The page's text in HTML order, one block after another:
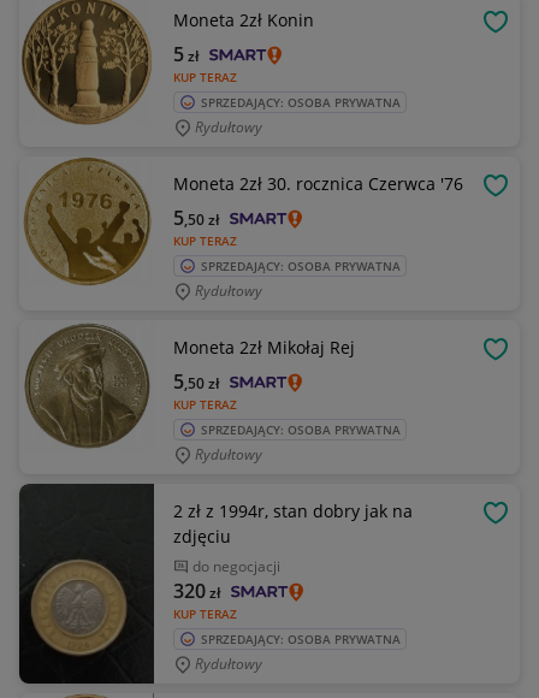
Moneta 2zł Konin
KUP TERAZ
5zł
SPRZEDAJĄCY: OSOBA PRYWATNA
Rydułtowy
Moneta 2zł 30. rocznica Czerwca '76
KUP TERAZ
5,50zł
SPRZEDAJĄCY: OSOBA PRYWATNA
Rydułtowy
Moneta 2zł Mikołaj Rej
KUP TERAZ
5,50zł
SPRZEDAJĄCY: OSOBA PRYWATNA
Rydułtowy
2 zł z 1994r, stan dobry jak na
zdjęciu
do negocjacji
KUP TERAZ
320zł
SPRZEDAJĄCY: OSOBA PRYWATNA
Rydułtowy